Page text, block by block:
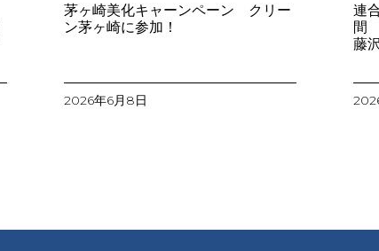
茅ヶ崎美化キャーンペーン クリー
ン茅ヶ崎に参加！
2026年6月8日
連
藤